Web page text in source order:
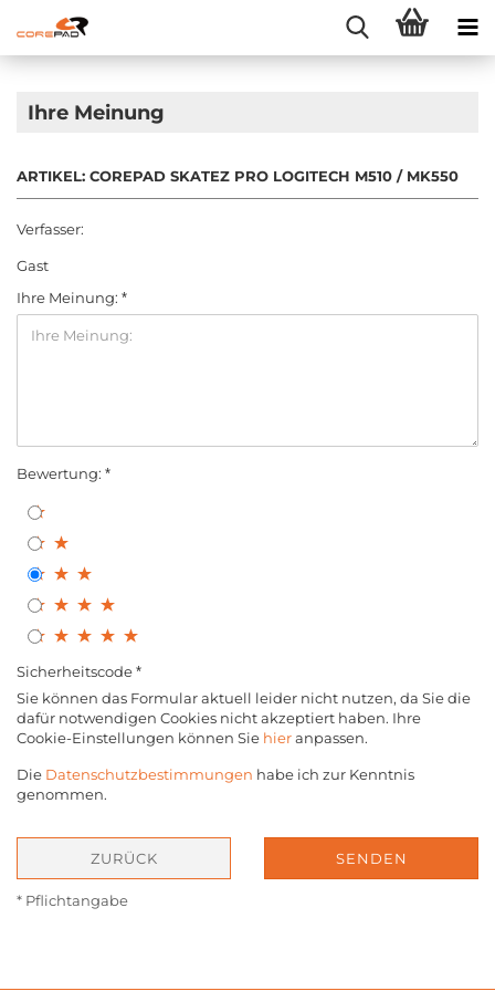
Ihre Meinung
ARTIKEL: COREPAD SKATEZ PRO LOGITECH M510 / MK550
Verfasser:
Gast
Ihre Meinung:
Bewertung:
Sicherheitscode
Sie können das Formular aktuell leider nicht nutzen, da Sie die
dafür notwendigen Cookies nicht akzeptiert haben. Ihre
Cookie-Einstellungen können Sie hieranpassen.
Die Datenschutzbestimmungen habe ich zur Kenntnis
genommen.
ZURÜCK SENDEN
* Pflichtangabe